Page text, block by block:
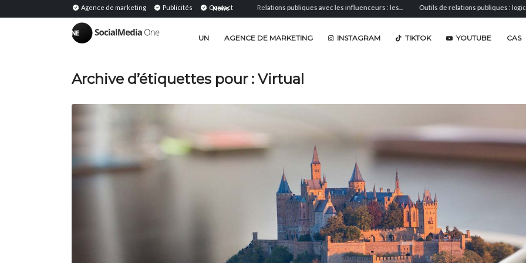
Agence de marketing Publicités Contact
News|
Shared Media : Définition, signification et stratégie... Relations publiques avec les influenceurs : les... Outils de relations publiques : logiciels de...
UN AGENCE DE MARKETING INSTAGRAM TIKTOK YOUTUBE CAS
Archive d’étiquettes pour : Virtual